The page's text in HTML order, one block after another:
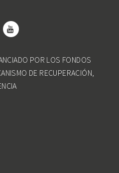
POR LOS FONDOS
DE RECUPERACIÓN,